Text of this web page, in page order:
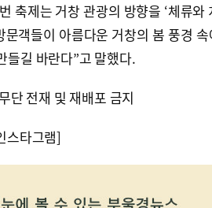
축제는 거창 관광의 방향을 ‘체류와
객들이 아름다운 거창의 봄 풍경
들길 바란다”고 말했다.
전재 및 재배포 금지
스타그램]